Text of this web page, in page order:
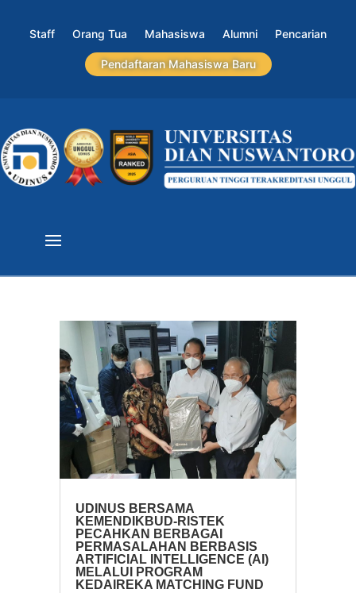
Staff Orang Tua Mahasiswa Alumni Pencarian
Pendaftaran Mahasiswa Baru
UDINUS BERSAMA
KEMENDIKBUD-RISTEK
PECAHKAN BERBAGAI
PERMASALAHAN BERBASIS
ARTIFICIAL INTELLIGENCE (AI)
MELALUI PROGRAM
KEDAIREKA MATCHING FUND